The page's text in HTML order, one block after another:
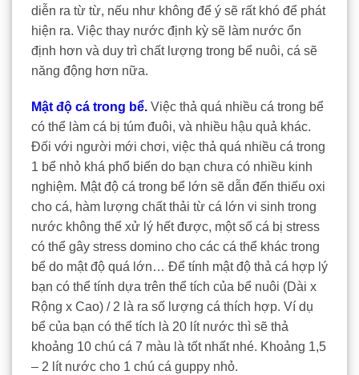
diễn ra từ từ, nếu như không để ý sẽ rất khó để phát
hiện ra. Việc thay nước định kỳ sẽ làm nước ổn
định hơn và duy trì chất lượng trong bể nuôi, cá sẽ
năng động hơn nữa.
Mật độ cá trong bể. Việc thả quá nhiều cá trong bể
có thể làm cá bị túm đuôi, và nhiều hậu quả khác.
Đối với người mới chơi, việc thả quá nhiều cá trong
1 bể nhỏ khá phổ biến do bạn chưa có nhiều kinh
nghiệm. Mật độ cá trong bể lớn sẽ dẫn đến thiếu oxi
cho cá, hàm lượng chất thải từ cá lớn vi sinh trong
nước không thể xử lý hết được, một số cá bị stress
có thể gây stress domino cho các cá thể khác trong
bể do mật độ quá lớn… Để tính mật độ thả cá hợp lý
bạn có thể tính dựa trên thể tích của bể nuôi (Dài x
Rộng x Cao) / 2 là ra số lượng cá thích hợp. Ví dụ
bể của bạn có thể tích là 20 lít nước thì sẽ thả
khoảng 10 chú cá 7 màu là tốt nhất nhé. Khoảng 1,5
– 2 lít nước cho 1 chú cá guppy nhỏ.